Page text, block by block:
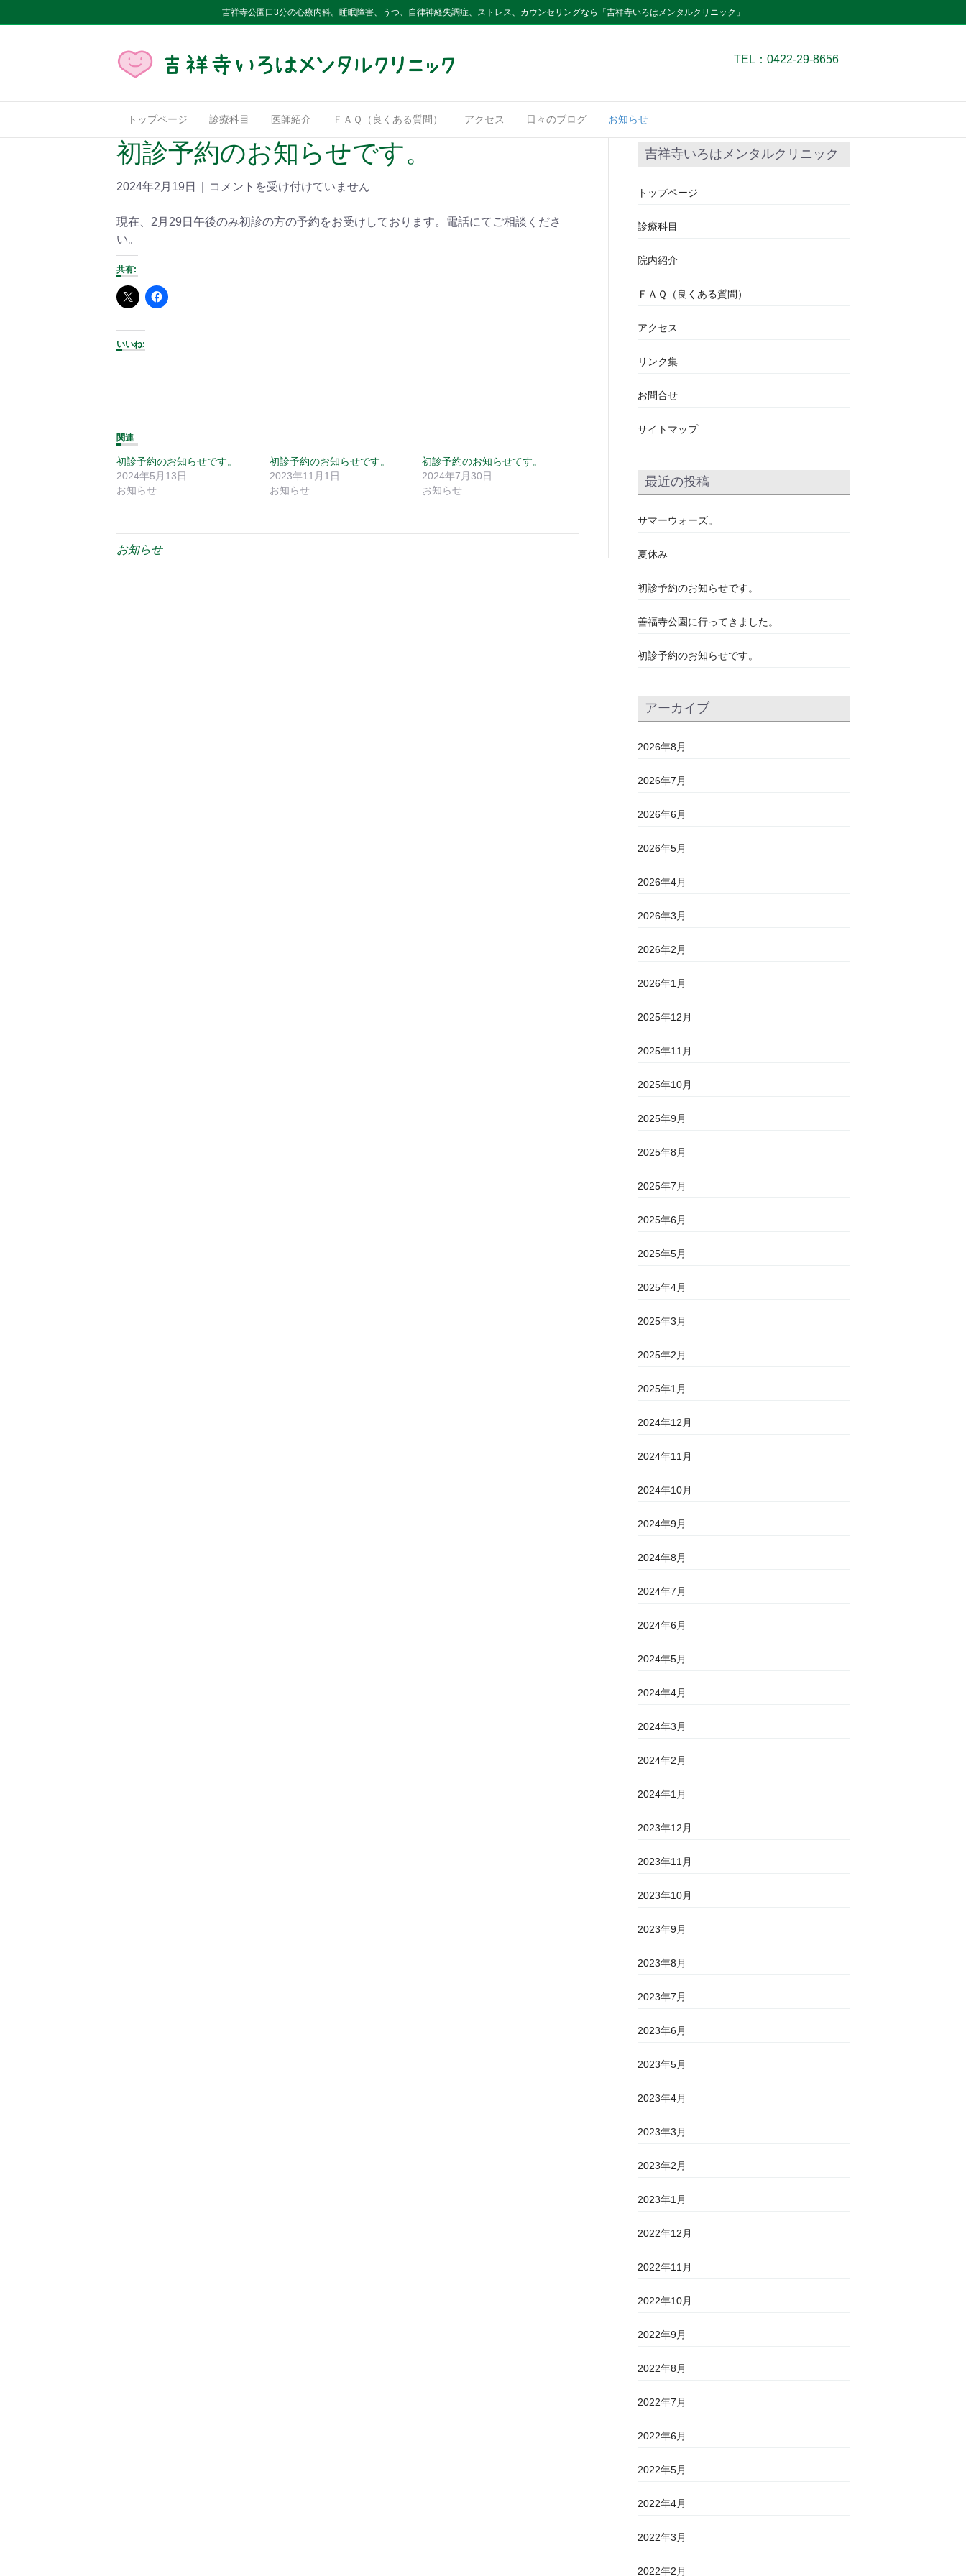
吉祥寺公園口3分の心療内科。睡眠障害、うつ、自律神経失調症、ストレス、カウンセリングなら「吉祥寺いろはメンタルクリニック」
TEL：0422-29-8656
トップページ 診療科目 医師紹介 ＦＡＱ（良くある質問） アクセス 日々のブログ お知らせ
初診予約のお知らせです。
2024年2月19日 コメントを受け付けていません
現在、2月29日午後のみ初診の方の予約をお受けしております。電話にてご相談くださ
い。
共有:
いいね:
関連
初診予約のお知らせです。
2024年5月13日
お知らせ
初診予約のお知らせです。
2023年11月1日
お知らせ
初診予約のお知らせてす。
2024年7月30日
お知らせ
お知らせ
吉祥寺いろはメンタルクリニック
トップページ
診療科目
院内紹介
ＦＡＱ（良くある質問）
アクセス
リンク集
お問合せ
サイトマップ
最近の投稿
サマーウォーズ。
夏休み
初診予約のお知らせです。
善福寺公園に行ってきました。
初診予約のお知らせです。
アーカイブ
2026年8月
2026年7月
2026年6月
2026年5月
2026年4月
2026年3月
2026年2月
2026年1月
2025年12月
2025年11月
2025年10月
2025年9月
2025年8月
2025年7月
2025年6月
2025年5月
2025年4月
2025年3月
2025年2月
2025年1月
2024年12月
2024年11月
2024年10月
2024年9月
2024年8月
2024年7月
2024年6月
2024年5月
2024年4月
2024年3月
2024年2月
2024年1月
2023年12月
2023年11月
2023年10月
2023年9月
2023年8月
2023年7月
2023年6月
2023年5月
2023年4月
2023年3月
2023年2月
2023年1月
2022年12月
2022年11月
2022年10月
2022年9月
2022年8月
2022年7月
2022年6月
2022年5月
2022年4月
2022年3月
2022年2月